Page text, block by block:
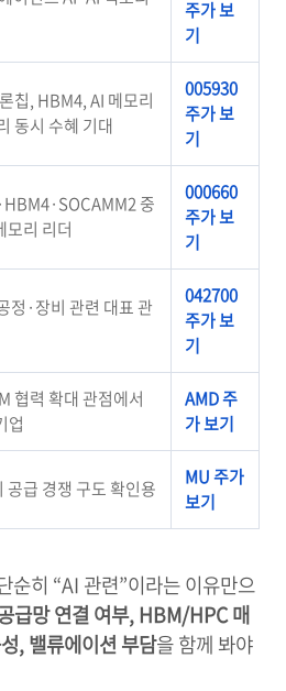
주가 보
기
칩, HBM4, AI 메모리
동시 수혜 기대
005930
주가 보
기
중
모리 리더
000660
주가 보
기
정·장비 관련 대표 관
042700
주가 보
기
협력 확대 관점에서
업
AMD 주
가 보기
공급 경쟁 구도 확인용
MU 주가
보기
순히 “AI 관련”이라는 이유만으
급망 연결 여부, HBM/HPC 매
, 밸류에이션 부담을 함께 봐야